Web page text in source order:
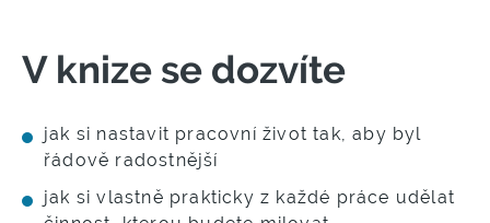
V knize se dozvíte
jak si nastavit pracovní život tak, aby byl
řádově radostnější
jak si vlastně prakticky z každé práce udělat